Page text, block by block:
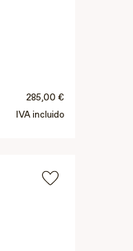
285,00 €
IVA incluido